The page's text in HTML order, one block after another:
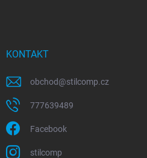
KONTAKT
obchod@stilcomp.cz
777639489
Facebook
stilcomp